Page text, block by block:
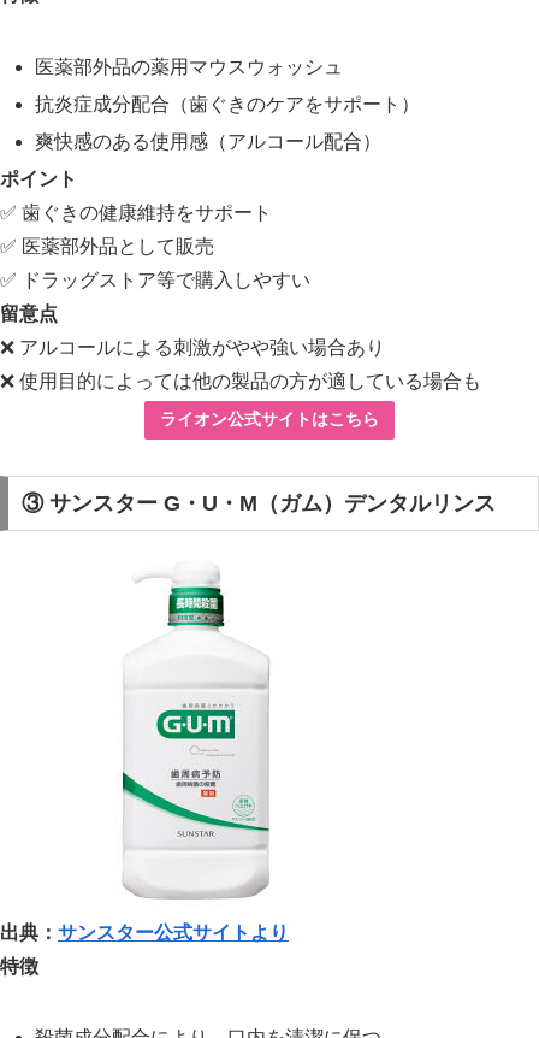
医薬部外品の薬用マウスウォッシュ
抗炎症成分配合（歯ぐきのケアをサポート）
爽快感のある使用感（アルコール配合）
ポイント
✅ 歯ぐきの健康維持をサポート
✅ 医薬部外品として販売
✅ ドラッグストア等で購入しやすい
留意点
❌ アルコールによる刺激がやや強い場合あり
❌ 使用目的によっては他の製品の方が適している場合も
ライオン公式サイトはこちら
③ サンスター G・U・M（ガム）デンタルリンス
出典： サンスター公式サイトより
特徴